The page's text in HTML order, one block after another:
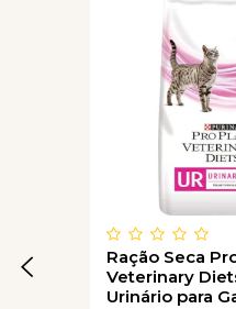
Ração Seca
Veterinary
Urinário para